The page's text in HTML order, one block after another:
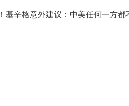
基辛格意外建议：中美任何一方都